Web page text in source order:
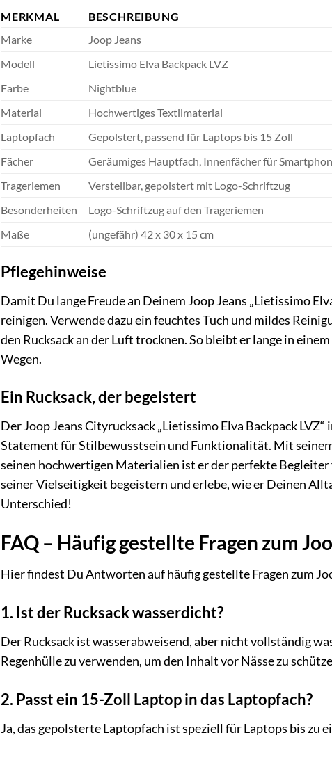
MERKMAL
BESCHREIBUNG
Marke
Joop Jeans
Modell
Lietissimo Elva Backpack LVZ
Farbe
Nightblue
Material
Hochwertiges Textilmaterial
Laptopfach
Gepolstert, passend für Laptops bis 15 Zoll
Fächer
Geräumiges Hauptfach, Innenfächer für
Trageriemen
Verstellbar, gepolstert mit Logo-Schriftzug
Besonderheiten
Logo-Schriftzug auf den Trageriemen
Maße
(ungefähr) 42 x 30 x 15 cm
Pflegehinweise
Damit Du lange Freude an Deinem Joop Jeans „Lietissimo
reinigen. Verwende dazu ein feuchtes Tuch und mildes
den Rucksack an der Luft trocknen. So bleibt er lange in
Wegen.
Ein Rucksack, der begeistert
Der Joop Jeans Cityrucksack „Lietissimo Elva Backpack
Statement für Stilbewusstsein und Funktionalität. Mit
seinen hochwertigen Materialien ist er der perfekte Begleiter
seiner Vielseitigkeit begeistern und erlebe, wie er Deinen
Unterschied!
FAQ – Häufig gestellte Fragen zum
Hier findest Du Antworten auf häufig gestellte Fragen zum
1. Ist der Rucksack wasserdicht?
Der Rucksack ist wasserabweisend, aber nicht vollständig
Regenhülle zu verwenden, um den Inhalt vor Nässe zu
2. Passt ein 15-Zoll Laptop in das Laptopfach?
Ja, das gepolsterte Laptopfach ist speziell für Laptops bis zu